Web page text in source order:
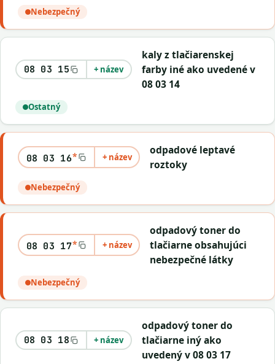
Nebezpečný
08 03 15 + název
kaly z tlačiarenskej
farby iné ako uvedené v
08 03 14
Ostatný
08 03 16* + název
odpadové leptavé
roztoky
Nebezpečný
08 03 17* + název
odpadový toner do
tlačiarne obsahujúci
nebezpečné látky
Nebezpečný
08 03 18 + název
odpadový toner do
tlačiarne iný ako
uvedený v 08 03 17